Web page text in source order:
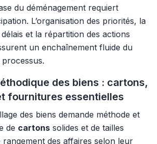
du déménagement requiert
L’organisation des priorités, la
et la répartition des actions
un enchaînement fluide du
des biens : cartons,
fournitures essentielles
des biens demande méthode et
de cartons solides et de tailles
rangement des affaires selon leur